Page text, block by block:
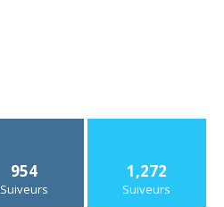
954
Suiveurs
1,272
Suiveurs